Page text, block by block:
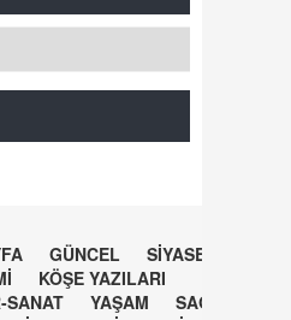
GÜNCEL
SİYASET
KÖŞE YAZILARI
SANAT
YAŞAM
SAĞLIK